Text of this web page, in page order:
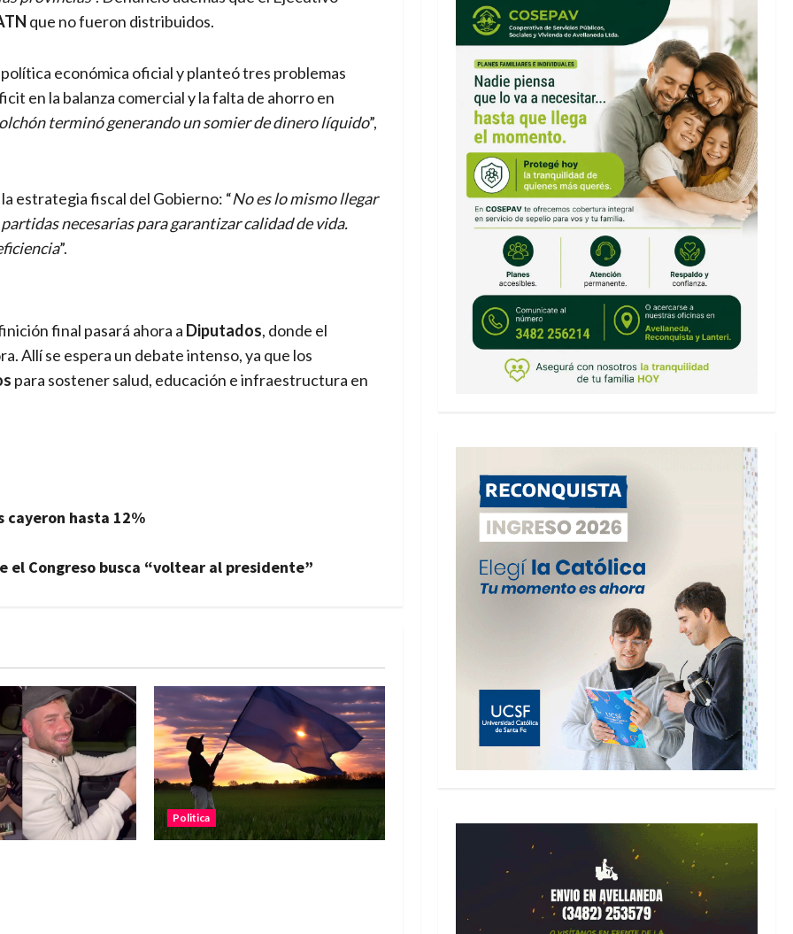
que no fueron distribuidos.
económica oficial y planteó tres problemas
en la balanza comercial y la falta de ahorro en
terminó generando un somier de dinero líquido”,
estrategia fiscal del Gobierno: “No es lo mismo llegar
necesarias para garantizar calidad de vida.
”.
final pasará ahora a Diputados, donde el
Allí se espera un debate intenso, ya que los
para sostener salud, educación e infraestructura en
cayeron hasta 12%
el Congreso busca “voltear al presidente”
Politica